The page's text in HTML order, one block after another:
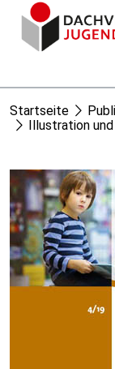
Startseite
Illustration